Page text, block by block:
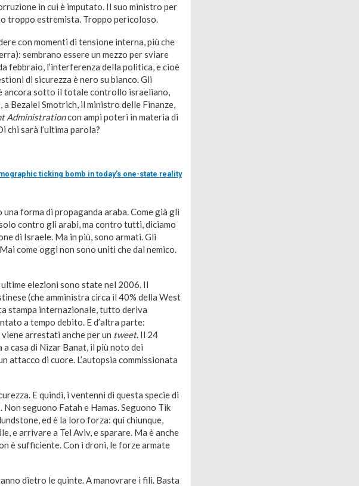
in cui è imputato. Il suo ministro per
troppo estremista. Troppo pericoloso.
con momenti di tensione interna, più che
sembrano essere un mezzo per sviare
febbraio, l’interferenza della politica, e cioè
di sicurezza è nero su bianco. Gli
è ancora sotto il totale controllo israeliano,
Bezalel Smotrich, il ministro delle Finanze,
Administrationcon ampi poteri in materia di
chi sarà l’ultima parola?
ticking bomb in today’s one-state reality
forma di propaganda araba. Come già gli
contro gli arabi, ma contro tutti, diciamo
di Israele. Ma in più, sono armati. Gli
come oggi non sono uniti che dal nemico.
elezioni sono state nel 2006. Il
(che amministra circa il 40% della West
stampa internazionale, tutto deriva
a tempo debito. E d’altra parte:
arrestati anche per un tweet. Il 24
casa di Nizar Banat, il più noto dei
di cuore. L’autopsia commissionata
E quindi, i ventenni di questa specie di
seguono Fatah e Hamas. Seguono Tik
ed è la loro forza: qui chiunque,
e arrivare a Tel Aviv, e sparare. Ma è anche
è sufficiente. Con i droni, le forze armate
dietro le quinte. A manovrare i fili. Basta